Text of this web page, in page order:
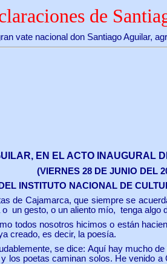
de
vate nacional don Santiago Aguilar,
EN EL ACTO INAUGURAL
(VIERNES 28 DE JUNIO DEL
INSTITUTO NACIONAL DE
de Cajamarca, que siempre se
un gesto, o un aliento mío, tenga algo
todos nosotros hicimos o están
creado, es decir, la poesía.
se dice: Aquí hay mucho
los poetas caminan solos. He venido